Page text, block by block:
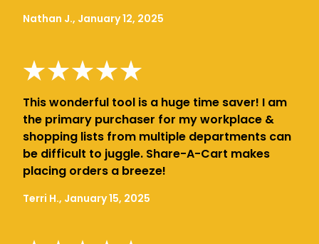
Nathan J., January 12, 2025
This wonderful tool is a huge time saver! I am
the primary purchaser for my workplace &
shopping lists from multiple departments can
be difficult to juggle. Share-A-Cart makes
placing orders a breeze!
Terri H., January 15, 2025